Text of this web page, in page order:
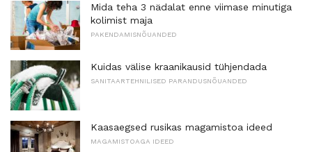
Mida teha 3 nädalat enne viimase minutiga
kolimist maja
PAKENDAMISNÕUANDED
Kuidas välise kraanikausid tühjendada
SANITAARTEHNILISED PARANDUSNÕUANDED
Kaasaegsed rusikas magamistoa ideed
MAGAMISTOAGA IDEED